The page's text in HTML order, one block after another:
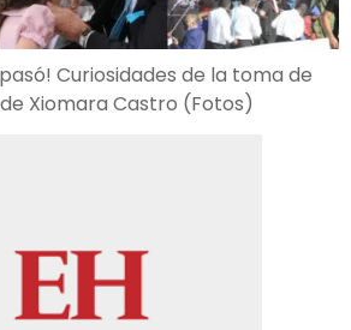
Curiosidades de la toma de
Xiomara Castro (Fotos)